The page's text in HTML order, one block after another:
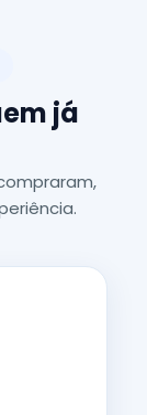
já